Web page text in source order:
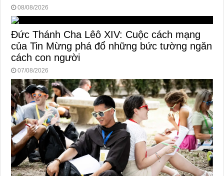
08/08/2026
Đức Thánh Cha Lêô XIV: Cuộc cách mạng
của Tin Mừng phá đổ những bức tường ngăn
cách con người
07/08/2026